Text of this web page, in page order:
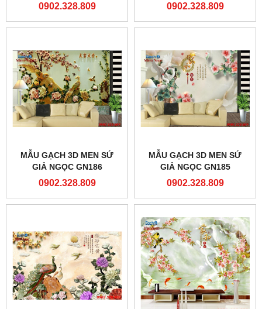
0902.328.809 0902.328.809
MẪU GẠCH 3D MEN SỨ
GIẢ NGỌC GN186
0902.328.809
MẪU GẠCH 3D MEN SỨ
GIẢ NGỌC GN185
0902.328.809